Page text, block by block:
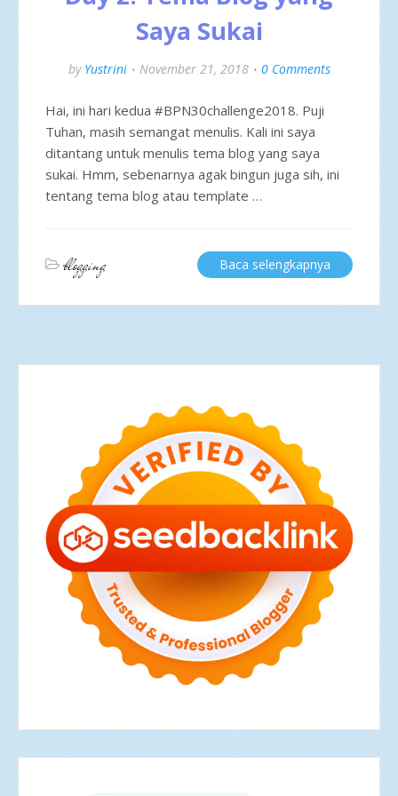
Saya Sukai
by Yustrini November 21, 2018 0 Comments
Hai, ini hari kedua #BPN30challenge2018. Puji
Tuhan, masih semangat menulis. Kali ini saya
ditantang untuk menulis tema blog yang saya
sukai. Hmm, sebenarnya agak bingun juga sih, ini
tentang tema blog atau template …
blogging Baca selengkapnya